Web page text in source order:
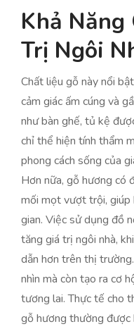
Khả Năng
Trị Ngôi
Chất liệu gỗ này nổi
cảm giác ấm cúng và
như bàn ghế, tủ kệ
chỉ thể hiện tính thẩm
phong cách sống của
Hơn nữa, gỗ hương có
mối mọt vượt trội, giúp
gian. Việc sử dụng đồ
tăng giá trị ngôi nhà,
dẫn hơn trên thị
nhìn mà còn tạo ra cơ
tương lai. Thực tế cho
gỗ hương thường được